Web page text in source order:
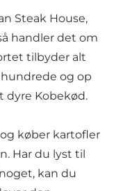
Steak House,
handler det om
tilbyder alt
og op
dyre Kobekød.
køber kartofler
Har du lyst til
kan du